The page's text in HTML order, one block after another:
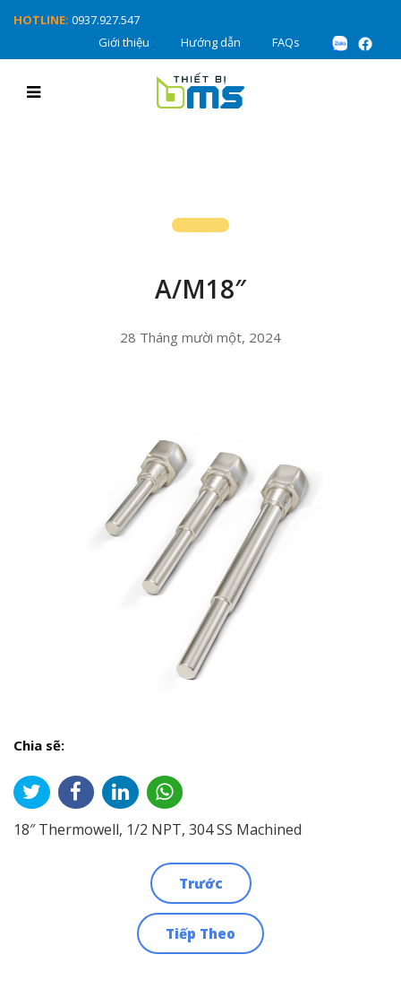
HOTLINE: 0937.927.547
Giới thiệu
Hướng dẫn FAQs
A/M18″
28 Tháng mười một, 2024
Chia sẽ:
18″ Thermowell, 1/2 NPT, 304 SS Machined
Trước
Tiếp Theo